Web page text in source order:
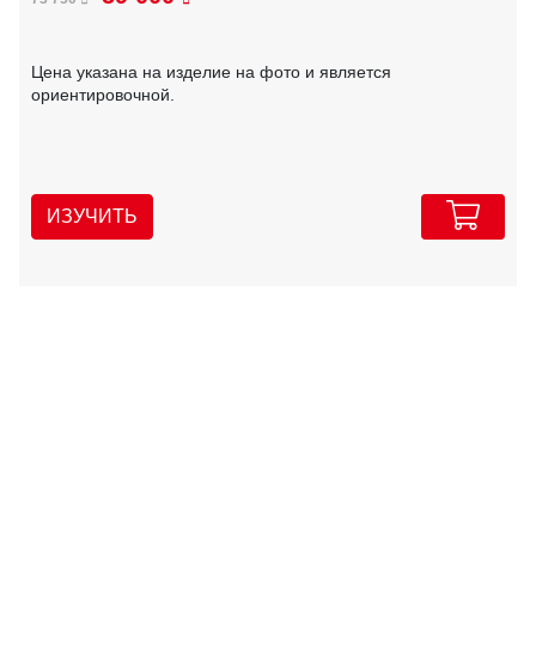
Цена указана на изделие на фото и является
ориентировочной.
ИЗУЧИТЬ